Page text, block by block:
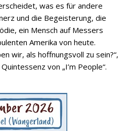
was es für andere
und die Begeisterung, die
ein Mensch auf Messers
Amerika von heute.
wir, als hoffnungsvoll zu sein?“,
von „I’m People“.